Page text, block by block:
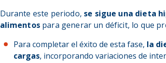
Durante este periodo, se sigue una dieta
alimentospara generar un déficit, lo que
Para completar el éxito de esta fase, la
cargas, incorporando variaciones de